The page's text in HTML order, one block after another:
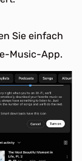
Sie einfach
Music-App.